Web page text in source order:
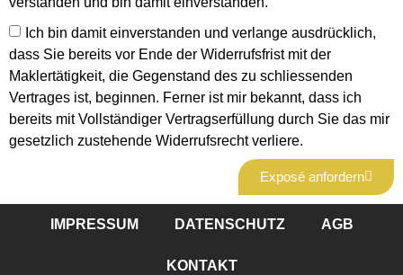
Ich bin damit einverstanden und verlange ausdrücklich,
dass Sie bereits vor Ende der Widerrufsfrist mit der
Maklertätigkeit, die Gegenstand des zu schliessenden
Vertrages ist, beginnen. Ferner ist mir bekannt, dass ich
bereits mit Vollständiger Vertragserfüllung durch Sie das mir
gesetzlich zustehende Widerrufsrecht verliere.
Exposé anfordern
IMPRESSUM DATENSCHUTZ AGB
KONTAKT